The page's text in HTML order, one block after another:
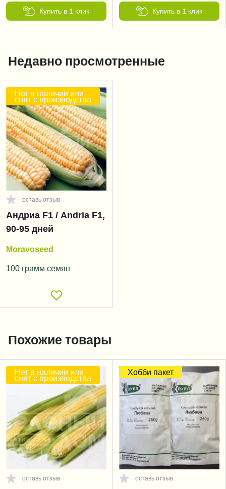
Купить в 1 клик Купить в 1 клик
Недавно просмотренные
Нет в наличии или
снят с производства
оставь отзыв
Андриа F1 / Andria F1,
90-95 дней
Moravoseed
100 грамм семян
Похожие товары
Нет в наличии или
снят с производства
оставь отзыв
Хобби пакет
оставь отзыв